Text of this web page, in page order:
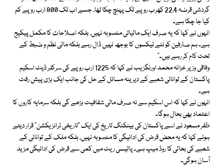
گردشی قرضہ 22.4 کھرب روپے تک پہنچ چکا تھا، جسے اب تک 800 ارب روپے کم
کیا جا چکا ہے۔
انہوں نے کہا کہ یہ صرف ایک مالیاتی منصوبہ نہیں، بلکہ اصلاحات کا مکمل پیکیج
ہے۔ ہم صارفین کو نئے ٹیکسوں کا بوجھ نہیں ڈال رہے بلکہ مالی نظم و ضبط کے
تحت کام کر رہے ہیں۔”
وفاقی وزیر خزانہ محمد اورنگزیب نے کہا کہ 1225 ارب روپے کی سرکلر ڈیٹ اسکیم
پاکستان کے توانائی شعبے کے دیرینہ مسائل کے حل کی جانب ایک بڑی پیش رفت
ہے۔
انہوں نے کہا کہ اس اسکیم سے نہ صرف مالی شفافیت بڑھے گی بلکہ سرمایہ کاروں کا
اعتماد بھی بحال ہوگا۔
ظفر مسعود نے اسے پاکستان کی بینکنگ تاریخ کی ایک “تاریخی ٹرانزیکشن” قرار دیتے
ہوئے کہا کہ یہ محض قرض کی ادائیگی کا منصوبہ نہیں، بلکہ ملک کے توانائی کے
شعبے کی بحالی کا روڈ میپ ہے۔ پالیسی ریٹ میں کمی سے قرض کی ادائیگی مزید
آسان ہوگی۔